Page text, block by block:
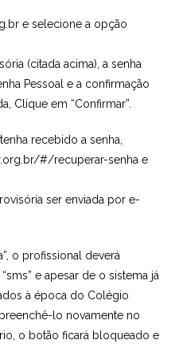
e selecione a opção
(citada acima), a senha
Pessoal e a confirmação
Clique em “Confirmar”.
recebido a senha,
#/recuperar-senha e
ser enviada por e-
o profissional deverá
e apesar de o sistema já
à época do Colégio
lo novamente no
o botão ficará bloqueado e